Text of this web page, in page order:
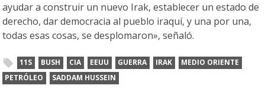
ayudar a construir un nuevo Irak, establecer un estado de
derecho, dar democracia al pueblo iraquí, y una por una,
todas esas cosas, se desplomaron», señaló.
11S BUSH CIA EEUU GUERRA IRAK
MEDIO ORIENTE
PETRÓLEO
SADDAM HUSSEIN